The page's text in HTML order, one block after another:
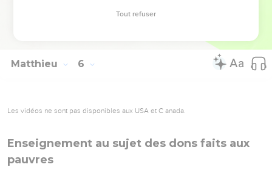
Matthieu 6
Les vidéos ne sont pas disponibles aux USA et C anada.
Enseignement au sujet des dons faits aux
pauvres
Tout refuser